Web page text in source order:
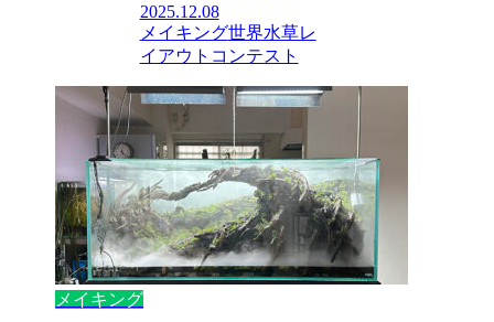
2025.12.08
メイキング世界水草レ
イアウトコンテスト
メイキング